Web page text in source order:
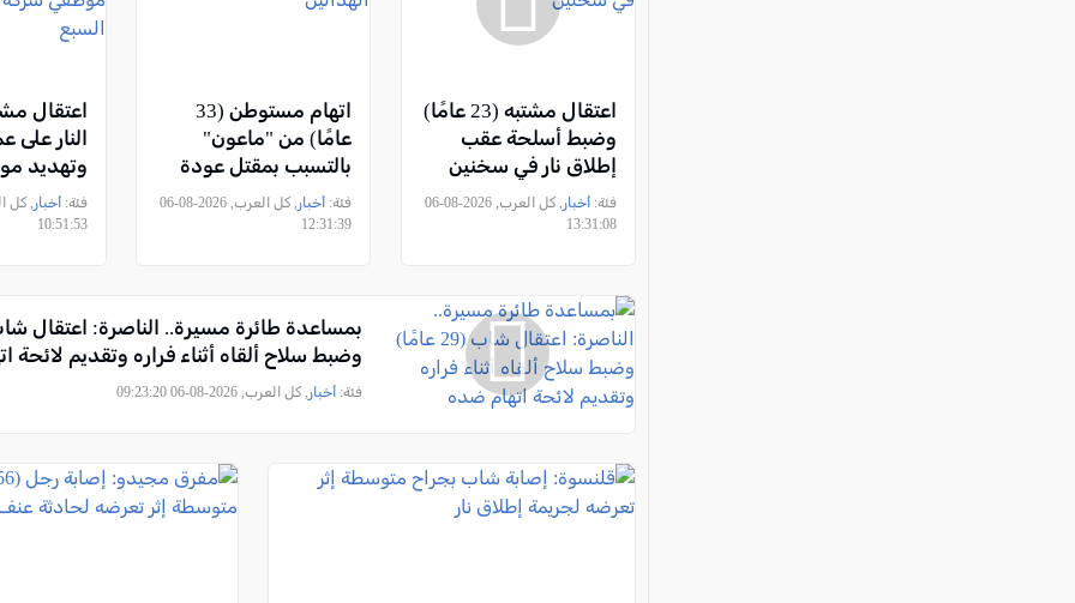
اعتقال مشتبه (23 عامًا)
وضبط أسلحة عقب
إطلاق نار في سخنين
فئة: أخبار
, كل العرب, 2026-08-06
13:31:08
اتهام مستوطن (33
عامًا) من "ماعون"
بالتسبب بمقتل عودة
الهذالين
فئة: أخبار
, كل العرب, 2026-08-06
12:31:39
اعتقال
النار على
وتهديد
الكهرباء
فئة:أخبار
10:51:53
وضبط سلاح ألقاه أثناء فراره وتقديم لائحة
فئة: أخبار , كل العرب, 2026-08-06 09:23:20